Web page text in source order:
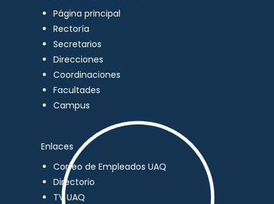
Página principal
Rectoría
Secretarios
Direcciones
Coordinaciones
Facultades
Campus
Enlaces
Correo de Empleados UAQ
Directorio
TV UAQ